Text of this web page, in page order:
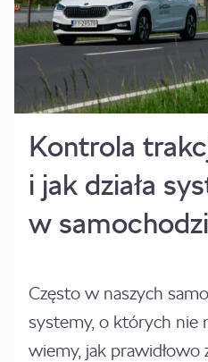
Kontrola
i jak działa
w
Często w naszych
systemy, o których nie
wiemy, jak prawidłowo